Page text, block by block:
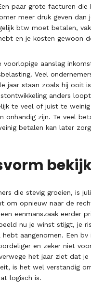
paar grote facturen die
meer druk geven dan
btw moet betalen,
en je kosten gewoon
voorlopige aanslag
Veel
jaar staan zoals hij ooit
anders
te veel of juist te
onhandig zijn. Te veel
betalen kan later
die stevig groeien, is
om opnieuw naar de
eenmanszaak eerder
nu je winst stijgt, je
aangenomen. Een bv
en zeker niet
het jaar ziet dat je
is het wel verstandig
logisch is.